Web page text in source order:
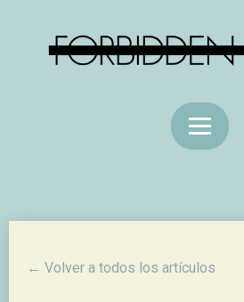
← Volver a todos los artículos